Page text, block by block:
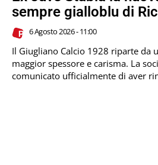
sempre gialloblu di
6 Agosto 2026 - 11:00
Il Giugliano Calcio 1928 riparte da
maggior spessore e carisma. La
comunicato ufficialmente di aver